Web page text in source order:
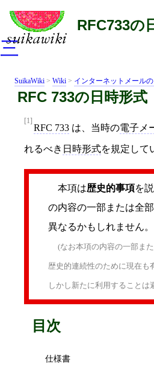
RFC733の
SuikaWiki > Wiki > インターネットメール
RFC 733の日時形式
[1]
RFC 733 は、当時の電子メ
れるべき 日時形式を規定して
本項は歴史的事項を
の内容の一部または全
異なるかもしれません。
(なお本項の内容の一部また
歴史的連続性のために現在も
しかし新たに利用することは
目次
仕様書
三